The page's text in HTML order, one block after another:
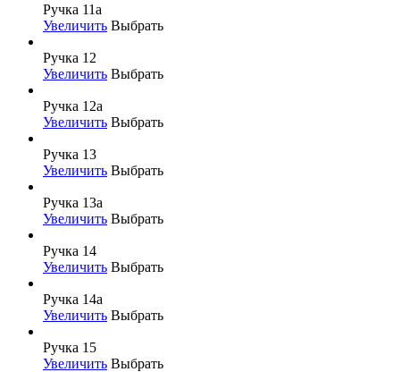
Ручка 11а
Увеличить Выбрать
Ручка 12
Увеличить Выбрать
Ручка 12а
Увеличить Выбрать
Ручка 13
Увеличить Выбрать
Ручка 13а
Увеличить Выбрать
Ручка 14
Увеличить Выбрать
Ручка 14а
Увеличить Выбрать
Ручка 15
Увеличить Выбрать